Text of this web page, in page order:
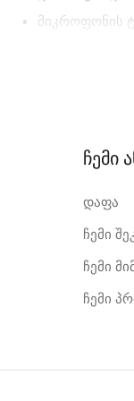
მიკროფონის
მავთულის
სისტემური
Android
ჩემი
დაფა
ჩემი
ჩემი
ჩემი